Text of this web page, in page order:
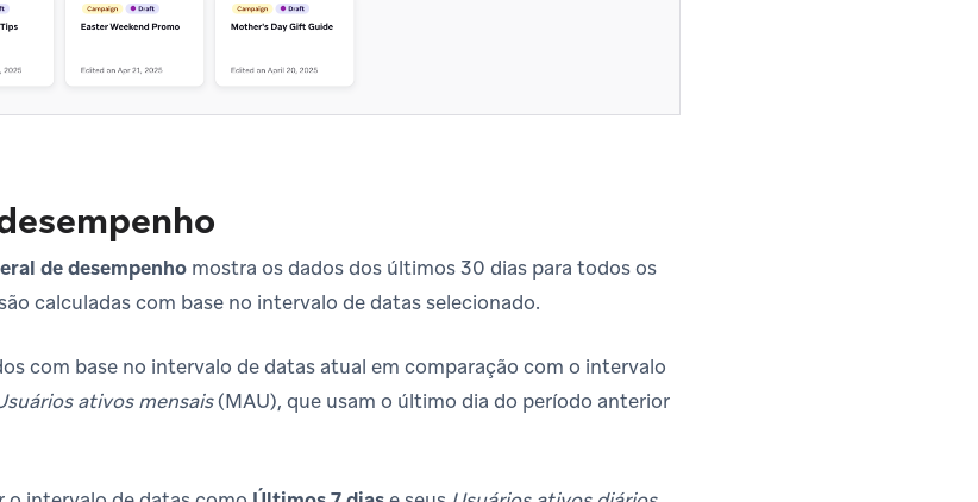
de desempenho mostra os dados dos últimos 30 dias para todos os
calculadas com base no intervalo de datas selecionado.
com base no intervalo de datas atual em comparação com o intervalo
ativos mensais(MAU), que usam o último dia do período anterior